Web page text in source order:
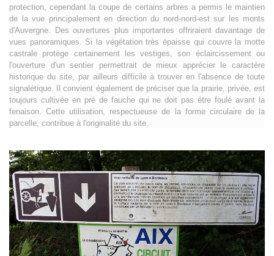
protection, cependant la coupe de certains arbres a permis le maintien
de la vue principalement en direction du nord-nord-est sur les monts
d'Auvergne. Des ouvertures plus importantes offriraient davantage de
vues panoramiques. Si la végétation très épaisse qui couvre la motte
castrale protège certainement les vestiges, son éclaircissement ou
l'ouverture d'un sentier permettrait de mieux apprécier le caractère
historique du site, par ailleurs difficile à trouver en l'absence de toute
signalétique. Il convient également de préciser que la prairie, privée, est
toujours cultivée en pré de fauche qui ne doit pas étre foulé avant la
fenaison. Cette utilisation, respectueuse de la forme circulaire de la
parcelle, contribue à l'originalité du site.